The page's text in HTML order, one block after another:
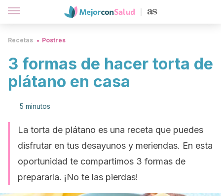
Recetas Postres
3 formas de hacer torta de
plátano en casa
5 minutos
La torta de plátano es una receta que puedes
disfrutar en tus desayunos y meriendas. En esta
oportunidad te compartimos 3 formas de
prepararla. ¡No te las pierdas!